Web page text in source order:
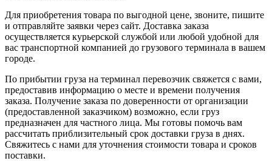
Для приобретения товара по выгодной цене, звоните, пишите
и отправляйте заявки через сайт. Доставка заказа
осуществляется курьерской службой или любой удобной для
вас транспортной компанией до грузового терминала в вашем
городе.
По прибытии груза на терминал перевозчик свяжется с вами,
предоставив информацию о месте и времени получения
заказа. Получение заказа по доверенности от организации
(предоставленной заказчиком) возможно, если груз
предназначен для частного лица. Мы готовы помочь вам
рассчитать приблизительный срок доставки груза в днях.
Свяжитесь с нами для уточнения стоимости товара и сроков
поставки.